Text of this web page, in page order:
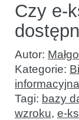
Czy e-
Autor:
Kategorie:
Tagi: bazy
wzroku, e-